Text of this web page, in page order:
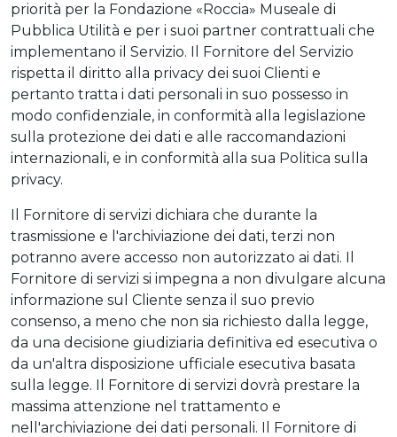
priorità per la Fondazione «Roccia» Museale di
Pubblica Utilità e per i suoi partner contrattuali che
implementano il Servizio. Il Fornitore del Servizio
rispetta il diritto alla privacy dei suoi Clienti e
pertanto tratta i dati personali in suo possesso in
modo confidenziale, in conformità alla legislazione
sulla protezione dei dati e alle raccomandazioni
internazionali, e in conformità alla sua Politica sulla
privacy.
Il Fornitore di servizi dichiara che durante la
trasmissione e l'archiviazione dei dati, terzi non
potranno avere accesso non autorizzato ai dati. Il
Fornitore di servizi si impegna a non divulgare alcuna
informazione sul Cliente senza il suo previo
consenso, a meno che non sia richiesto dalla legge,
da una decisione giudiziaria definitiva ed esecutiva o
da un'altra disposizione ufficiale esecutiva basata
sulla legge. Il Fornitore di servizi dovrà prestare la
massima attenzione nel trattamento e
nell'archiviazione dei dati personali. Il Fornitore di